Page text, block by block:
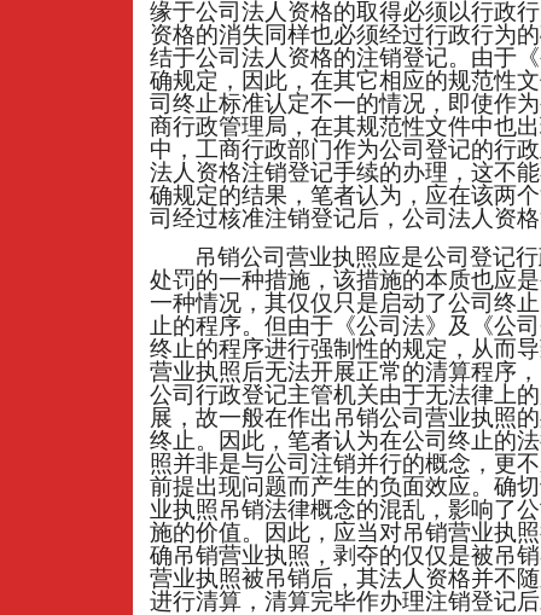
缘于公司法人资格的取得必须以行政
资格的消失同样也必须经过行政行为
结于公司法人资格的注销登记。由于
确规定，因此，在其它相应的规范性
司终止标准认定不一的情况，即使作
商行政管理局，在其规范性文件中也
中，工商行政部门作为公司登记的行
法人资格注销登记手续的办理，这不
确规定的结果，笔者认为，应在该两
司经过核准注销登记后，公司法人资
吊销公司营业执照应是公司登记
处罚的一种措施，该措施的本质也应
一种情况，其仅仅只是启动了公司终
止的程序。但由于《公司法》及《公
终止的程序进行强制性的规定，从而
营业执照后无法开展正常的清算程序
公司行政登记主管机关由于无法律上
展，故一般在作出吊销公司营业执照
终止。因此，笔者认为在公司终止的
照并非是与公司注销并行的概念，更
前提出现问题而产生的负面效应。确
业执照吊销法律概念的混乱，影响了
施的价值。因此，应当对吊销营业执
确吊销营业执照，剥夺的仅仅是被吊
营业执照被吊销后，其法人资格并不
进行清算，清算完毕作办理注销登记